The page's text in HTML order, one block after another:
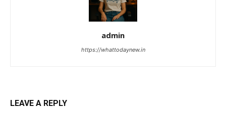
admin
https://whattodaynew.in
LEAVE A REPLY